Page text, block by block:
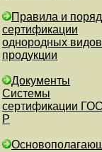
Правила и
сертификации
однородных видов
продукции
Документы
Системы
сертификации
Р